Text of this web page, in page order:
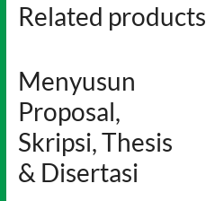
Related products
Menyusun
Proposal,
Skripsi, Thesis
& Disertasi